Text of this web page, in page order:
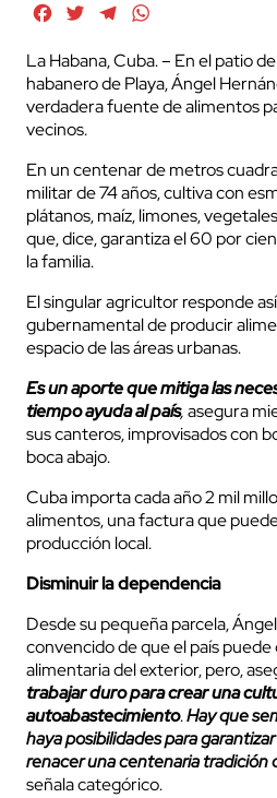
FacebookTwitterTelegram
La Habana, Cuba. – En el patio
habanero de Playa, Ángel
verdadera fuente de alimentos
vecinos.
En un centenar de metros
militar de 74 años, cultiva con
plátanos, maíz, limones,
que, dice, garantiza el 60 por
la familia.
El singular agricultor responde
gubernamental de producir
espacio de las áreas urbanas.
Es un aporte que mitiga las
tiempo ayuda al país,asegura
sus canteros, improvisados con
boca abajo.
Cuba importa cada año 2 mil
alimentos, una factura que
producción local.
Disminuir la dependencia
Desde su pequeña parcela,
convencido de que el país
alimentaria del exterior, pero,
trabajar duro para crear una
autoabastecimiento.Hay que
haya posibilidades para
renacer una centenaria tradición
señala categórico.